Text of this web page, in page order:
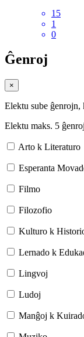
15
1
0
Ĝenroj
×
Elektu sube
Elektu maks. 5
Arto k Literaturo
Esperanta
Filmo
Filozofio
Kulturo k
Lernado k
Lingvoj
Ludoj
Manĝoj k